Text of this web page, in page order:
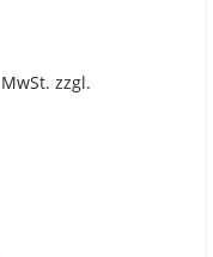
zzgl.